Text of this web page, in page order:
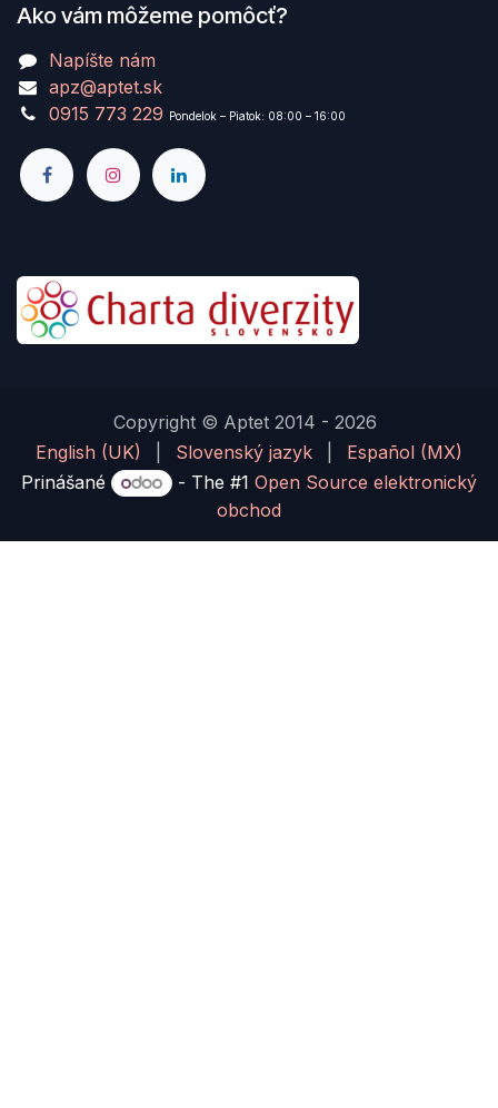
Ako vám môžeme pomôcť?
Napíšte nám
apz@aptet.sk
0915 773 229 Pondelok – Piatok: 08:00 – 16:00
Copyright © Aptet 2014 - 2026
English (UK)
Slovenský jazyk
Español (MX)
Prinášané
- The #1 Open Source elektronický
obchod